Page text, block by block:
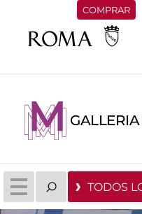
COMPRAR
TODOS